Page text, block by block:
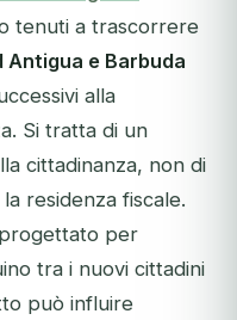
tenuti a trascorrere
Antigua e Barbuda
alla
Si tratta di un
cittadinanza, non di
residenza fiscale.
per
tra i nuovi cittadini
può influire